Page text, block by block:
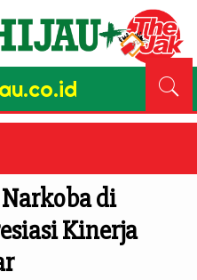
di
Kinerja